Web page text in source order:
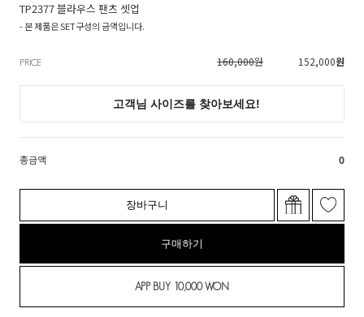
TP2377 블라우스 팬츠 셋업
- 본 제품은 SET구성의 금액입니다.
PRICE 160,000원 152,000원
총금액 0
장바구니
구매하기